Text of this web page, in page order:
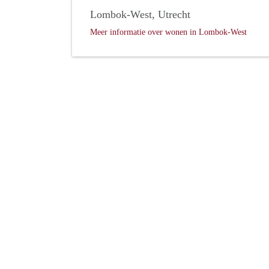
Lombok-West, Utrecht
Meer informatie over wonen in Lombok-West